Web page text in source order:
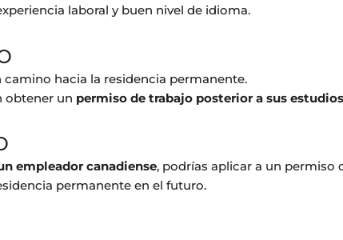
laboral y buen nivel de idioma.
hacia la residencia permanente.
obtener un permiso de trabajo posterior a sus estudios
empleador canadiense, podrías aplicar a un permiso
permanente en el futuro.